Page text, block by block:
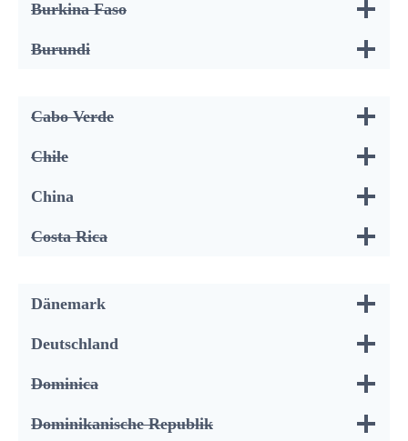
Burkina Faso
Burundi
Cabo Verde
Chile
China
Costa Rica
Dänemark
Deutschland
Dominica
Dominikanische Republik